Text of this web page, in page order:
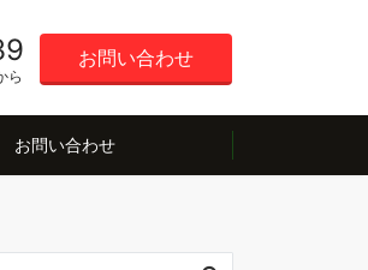
ら
お問い合わせ
お問い合わせ